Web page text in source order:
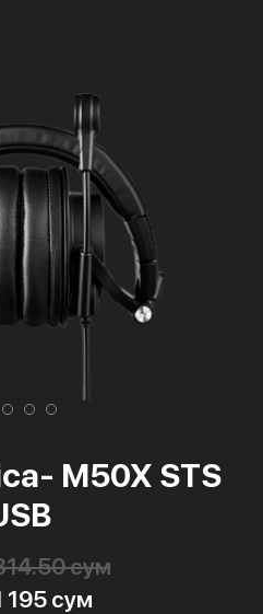
M50X STS
сум
195 сум